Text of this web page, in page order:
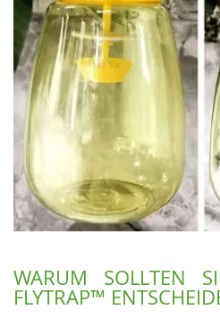
WARUM SOLLTEN
FLYTRAP™